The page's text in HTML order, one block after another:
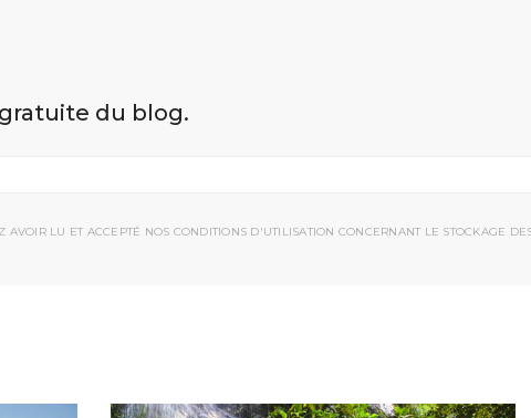
du blog.
AVOIR LU ET ACCEPTÉ NOS CONDITIONS D'UTILISATION CONCERNANT LE STOCKAGE